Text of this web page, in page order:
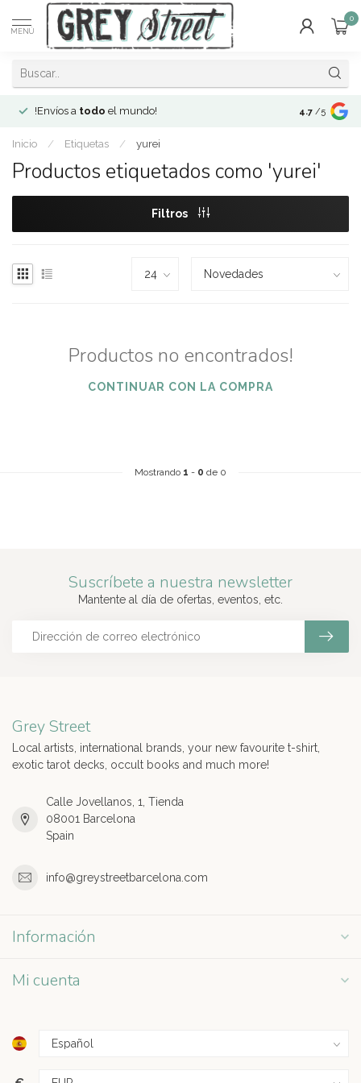
MENÚ
0
!Envíos a todo el mundo! Open since
4.7 /5
Inicio / Etiquetas / yurei
Productos etiquetados como 'yurei'
Filtros
Productos no encontrados!
CONTINUAR CON LA COMPRA
Mostrando 1 - 0 de 0
Suscríbete a nuestra newsletter
Mantente al día de ofertas, eventos, etc.
Grey Street
Local artists, international brands, your new favourite t-shirt,
exotic tarot decks, occult books and much more!
Calle Jovellanos, 1, Tienda
08001 Barcelona
Spain
info@greystreetbarcelona.com
Información
Mi cuenta